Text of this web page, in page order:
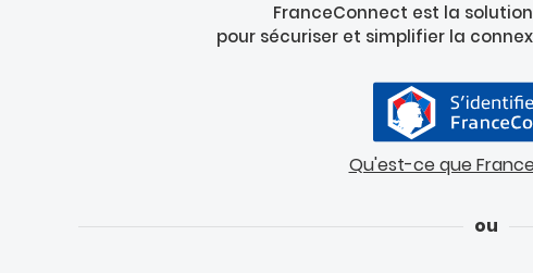
FranceConnect est la
pour sécuriser et simplifier la
Qu'est-ce que
ou